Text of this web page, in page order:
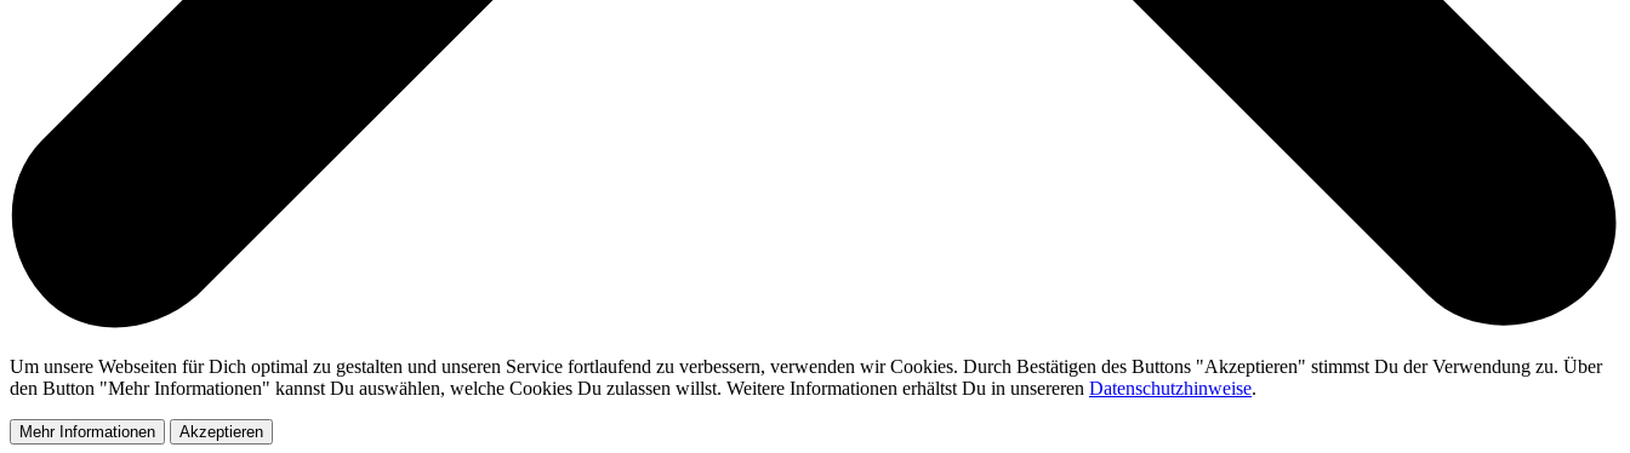
Um unsere Webseiten für Dich optimal zu gestalten und unseren Service fortlaufend zu verbessern, verwenden wir Cookies. Durch Bestätigen des Buttons "Akzeptieren" stimmst Du der Verwendung zu. Über
den Button "Mehr Informationen" kannst Du auswählen, welche Cookies Du zulassen willst. Weitere Informationen erhältst Du in unsereren Datenschutzhinweise.
Mehr Informationen Akzeptieren